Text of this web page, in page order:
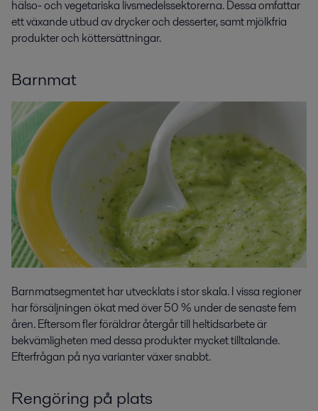
hälso- och vegetariska livsmedelssektorerna. Dessa omfattar
ett växande utbud av drycker och desserter, samt mjölkfria
produkter och köttersättningar.
Barnmat
Barnmatsegmentet har utvecklats i stor skala. I vissa regioner
har försäljningen ökat med över 50 % under de senaste fem
åren. Eftersom fler föräldrar återgår till heltidsarbete är
bekvämligheten med dessa produkter mycket tilltalande.
Efterfrågan på nya varianter växer snabbt.
Rengöring på plats